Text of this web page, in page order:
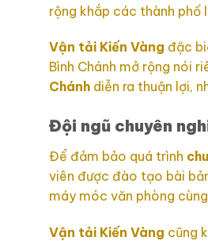
rộng khắp các thành phố
Vận tải Kiến Vàng đặc
Bình Chánh mở rộng nói
Chánh diễn ra thuận lợi,
Đội ngũ chuyên
Để đảm bảo quá trình
viên được đào tạo bài
máy móc văn phòng
Vận tải Kiến Vàng cũng